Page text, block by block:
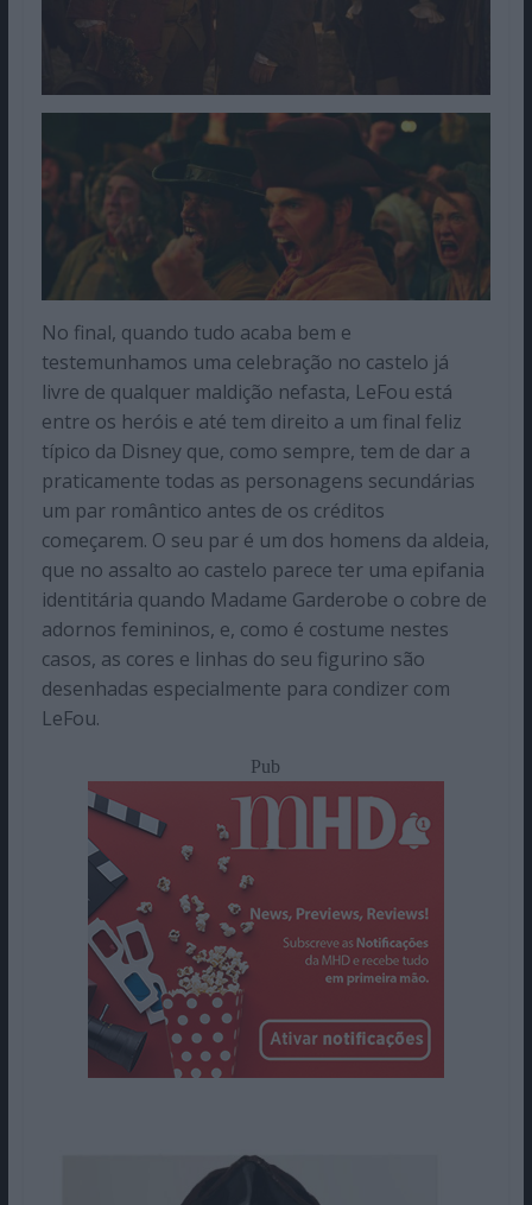
No final, quando tudo acaba bem e
testemunhamos uma celebração no castelo já
livre de qualquer maldição nefasta, LeFou está
entre os heróis e até tem direito a um final feliz
típico da Disney que, como sempre, tem de dar a
praticamente todas as personagens secundárias
um par romântico antes de os créditos
começarem. O seu par é um dos homens da aldeia,
que no assalto ao castelo parece ter uma epifania
identitária quando Madame Garderobe o cobre de
adornos femininos, e, como é costume nestes
casos, as cores e linhas do seu figurino são
desenhadas especialmente para condizer com
LeFou.
Pub